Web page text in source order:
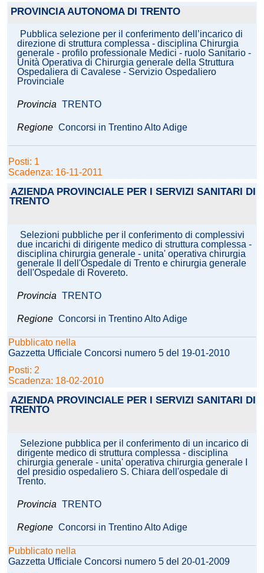
PROVINCIA AUTONOMA DI TRENTO
Pubblica selezione per il conferimento dell’incarico di
direzione di struttura complessa - disciplina Chirurgia
generale - profilo professionale Medici - ruolo Sanitario -
Unità Operativa di Chirurgia generale della Struttura
Ospedaliera di Cavalese - Servizio Ospedaliero
Provinciale
Provincia TRENTO
Regione Concorsi in Trentino Alto Adige
Posti: 1
Scadenza: 16-11-2011
AZIENDA PROVINCIALE PER I SERVIZI SANITARI DI
TRENTO
Selezioni pubbliche per il conferimento di complessivi
due incarichi di dirigente medico di struttura complessa -
disciplina chirurgia generale - unita' operativa chirurgia
generale II dell'Ospedale di Trento e chirurgia generale
dell'Ospedale di Rovereto.
Provincia TRENTO
Regione Concorsi in Trentino Alto Adige
Pubblicato nella
Gazzetta Ufficiale Concorsi numero 5 del 19-01-2010
Posti: 2
Scadenza: 18-02-2010
AZIENDA PROVINCIALE PER I SERVIZI SANITARI DI
TRENTO
Selezione pubblica per il conferimento di un incarico di
dirigente medico di struttura complessa - disciplina
chirurgia generale - unita' operativa chirurgia generale I
del presidio ospedaliero S. Chiara dell'ospedale di
Trento.
Provincia TRENTO
Regione Concorsi in Trentino Alto Adige
Pubblicato nella
Gazzetta Ufficiale Concorsi numero 5 del 20-01-2009